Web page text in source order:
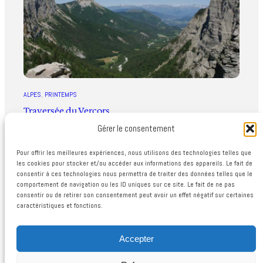
Gérer le consentement
Pour offrir les meilleures expériences, nous utilisons des technologies telles que
les cookies pour stocker et/ou accéder aux informations des appareils. Le fait de
consentir à ces technologies nous permettra de traiter des données telles que le
comportement de navigation ou les ID uniques sur ce site. Le fait de ne pas
consentir ou de retirer son consentement peut avoir un effet négatif sur certaines
caractéristiques et fonctions.
Accepter
ALPES, PRINTEMPS
Traversée du Vercors
© 2025 | Treks au bout du monde
AccueilA proposDestinationsTémoignages